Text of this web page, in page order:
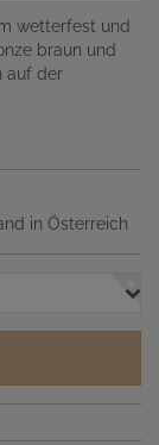
wetterfest und
braun und
auf der
in Österreich